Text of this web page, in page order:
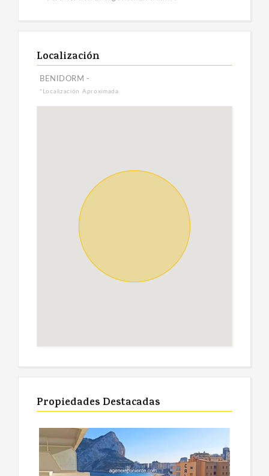
Localización
BENIDORM -
*Localización Aproximada
Propiedades Destacadas